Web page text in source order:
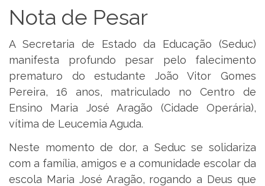
Nota de Pesar
A Secretaria de Estado da Educação (Seduc)
manifesta profundo pesar pelo falecimento
prematuro do estudante João Vitor Gomes
Pereira, 16 anos, matriculado no Centro de
Ensino Maria José Aragão (Cidade Operária),
vítima de Leucemia Aguda.
Neste momento de dor, a Seduc se solidariza
com a família, amigos e a comunidade escolar da
escola Maria José Aragão, rogando a Deus que